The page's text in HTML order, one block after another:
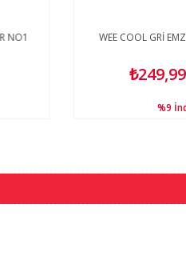
NO1 WEE COOL GRİ
₺249,99
%9